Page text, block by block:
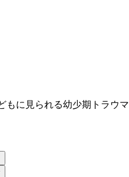
もに見られる幼少期トラウ